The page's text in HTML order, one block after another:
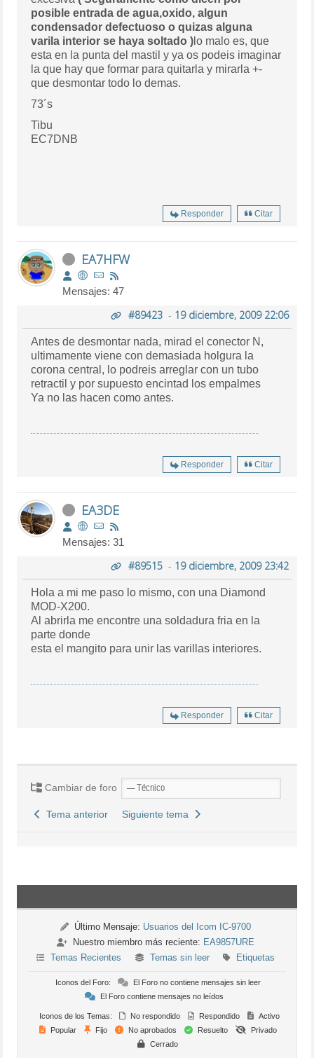
posible entrada de agua,oxido, algun
condensador defectuoso o quizas alguna
varila interior se haya soltado ) lo malo es, que
esta en la punta del mastil y ya os podeis imaginar
la que hay que formar para quitarla y mirarla +-
que desmontar todo lo demas.
73´s
Tibu
EC7DNB
Responder Citar
EA7HFW
Mensajes: 47
#89423- 19 diciembre, 2009 22:06
Antes de desmontar nada, mirad el conector N,
ultimamente viene con demasiada holgura la
corona central, lo podreis arreglar con un tubo
retractil y por supuesto encintad los empalmes
Ya no las hacen como antes.
Responder Citar
EA3DE
Mensajes: 31
#89515- 19 diciembre, 2009 23:42
Hola a mi me paso lo mismo, con una Diamond
MOD-X200.
Al abrirla me encontre una soldadura fria en la
parte donde
esta el mangito para unir las varillas interiores.
Responder Citar
Cambiar de foro
Tema anterior Siguiente tema
Último Mensaje: Usuarios del Icom IC-9700
Nuestro miembro más reciente: EA9857URE
Temas Recientes
Temas sin leer Etiquetas
Iconos del Foro:
El Foro no contiene mensajes sin leer
El Foro contiene mensajes no leídos
Iconos de los Temas: No respondido Respondido
Activo
Popular
Fijo No aprobados Resuelto
Privado
Cerrado